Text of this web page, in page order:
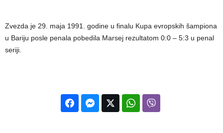
Zvezda je 29. maja 1991. godine u finalu Kupa evropskih šampiona
u Bariju posle penala pobedila Marsej rezultatom 0:0 – 5:3 u penal
seriji.